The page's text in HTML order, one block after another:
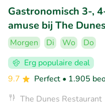
Gastronomisch 3-,
amuse bij The
Morgen Di Wo
Do
Erg populaire deal
9.7
Perfect • 1.905
The Dunes Restaurant